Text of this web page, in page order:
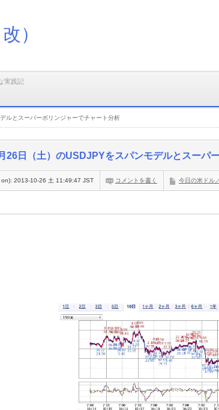
）
実践記
ルとスーパーボリンジャーでチャート分析
26日（土）のUSDJPYをスパンモデルとスーパ
今日の米ドル
コメントを書く
2013-10-26 土 11:49:47 JST